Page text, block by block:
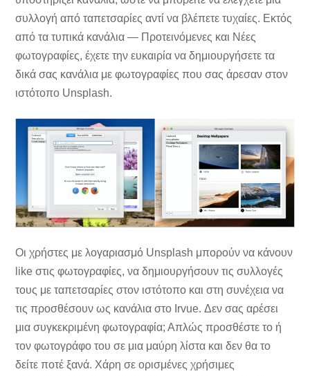
συλλογή από ταπετσαρίες αντί να βλέπετε τυχαίες. Εκτός
από τα τυπικά κανάλια — Προτεινόμενες και Νέες
φωτογραφίες, έχετε την ευκαιρία να δημιουργήσετε τα
δικά σας κανάλια με φωτογραφίες που σας άρεσαν στον
ιστότοπο Unsplash.
Οι χρήστες με λογαριασμό Unsplash μπορούν να κάνουν
like στις φωτογραφίες, να δημιουργήσουν τις συλλογές
τους με ταπετσαρίες στον ιστότοπο και στη συνέχεια να
τις προσθέσουν ως κανάλια στο Irvue. Δεν σας αρέσει
μια συγκεκριμένη φωτογραφία; Απλώς προσθέστε το ή
τον φωτογράφο του σε μια μαύρη λίστα και δεν θα το
δείτε ποτέ ξανά. Χάρη σε ορισμένες χρήσιμες